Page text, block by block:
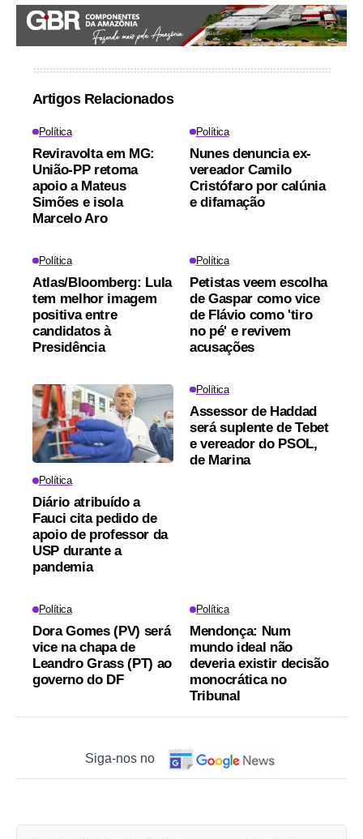
Artigos Relacionados
Política
Reviravolta em MG:
União-PP retoma
apoio a Mateus
Simões e isola
Marcelo Aro
Política
Nunes denuncia ex-
vereador Camilo
Cristófaro por calúnia
e difamação
Política
Atlas/Bloomberg: Lula
tem melhor imagem
positiva entre
candidatos à
Presidência
Política
Petistas veem escolha
de Gaspar como vice
de Flávio como 'tiro
no pé' e revivem
acusações
Política
Diário atribuído a
Fauci cita pedido de
apoio de professor da
USP durante a
pandemia
Política
Assessor de Haddad
será suplente de Tebet
e vereador do PSOL,
de Marina
Política
Dora Gomes (PV) será
vice na chapa de
Leandro Grass (PT) ao
governo do DF
Política
Mendonça: Num
mundo ideal não
deveria existir decisão
monocrática no
Tribunal
Siga-nos no